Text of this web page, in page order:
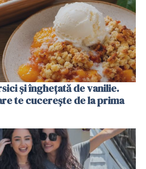
și înghețată de vanilie.
te cucerește de la prima